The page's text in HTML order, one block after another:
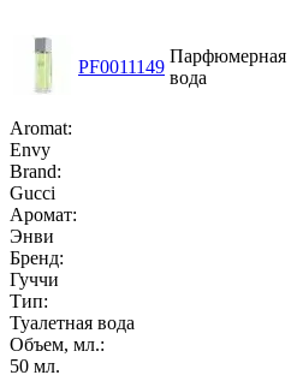
PF0011149
Парфюмерная
вода
Aromat:
Envy
Brand:
Gucci
Аромат:
Энви
Бренд:
Гуччи
Тип:
Туалетная вода
Объем, мл.:
50 мл.